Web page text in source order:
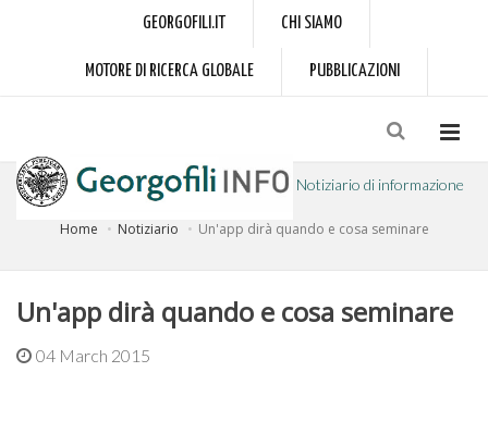
GEORGOFILI.IT CHI SIAMO
MOTORE DI RICERCA GLOBALE PUBBLICAZIONI
Notiziario di informazione
Home Notiziario Un'app dirà quando e cosa seminare
Un'app dirà quando e cosa seminare
04 March 2015